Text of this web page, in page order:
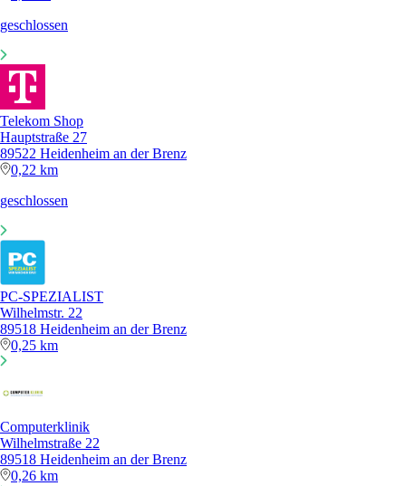
geschlossen
Telekom Shop
Hauptstraße 27
89522 Heidenheim an der Brenz
0,22 km
geschlossen
PC-SPEZIALIST
Wilhelmstr. 22
89518 Heidenheim an der Brenz
0,25 km
Computerklinik
Wilhelmstraße 22
89518 Heidenheim an der Brenz
0,26 km